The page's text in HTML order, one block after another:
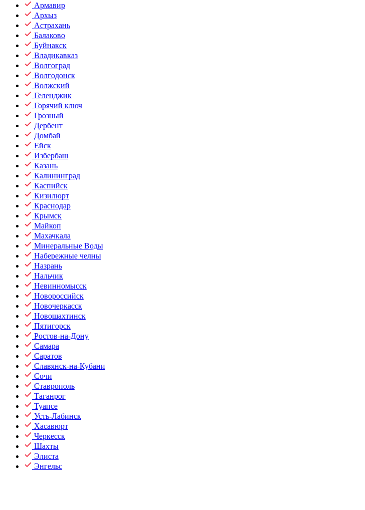
Армавир
Архыз
Астрахань
Балаково
Буйнакск
Владикавказ
Волгоград
Волгодонск
Волжский
Геленджик
Горячий ключ
Грозный
Дербент
Домбай
Ейск
Избербаш
Казань
Калининград
Каспийск
Кизилюрт
Краснодар
Крымск
Майкоп
Махачкала
Минеральные Воды
Набережные челны
Назрань
Нальчик
Невинномысск
Новороссийск
Новочеркасск
Новошахтинск
Пятигорск
Ростов-на-Дону
Самара
Саратов
Славянск-на-Кубани
Сочи
Ставрополь
Таганрог
Туапсе
Усть-Лабинск
Хасавюрт
Черкесск
Шахты
Элиста
Энгельс